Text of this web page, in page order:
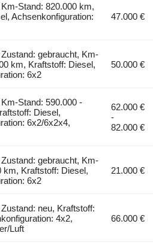
Stand: 820.000 km,
Achsenkonfiguration:
47.000 €
gebraucht, Km-
km, Kraftstoff: Diesel,
6x2
50.000 €
Stand: 590.000 -
Diesel,
6x2/6x2x4,
62.000 €
-
82.000 €
gebraucht, Km-
km, Kraftstoff: Diesel,
6x2
21.000 €
neu, Kraftstoff:
4x2,
Luft
66.000 €